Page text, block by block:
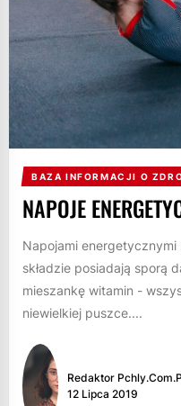
BAZA INFORMACJI O
NAPOJE
Napojami energetycznymi
składzie posiadają sporą
mieszankę witamin -
niewielkiej puszce....
Redaktor
12 Lipca 2019